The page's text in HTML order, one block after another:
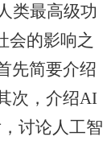
类最高级功
会的影响之
先简要介绍
次，介绍AI
，讨论人工智